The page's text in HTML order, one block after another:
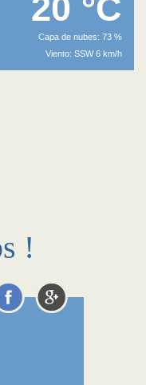
20 °C
Capa de nubes: 73 %
Viento: SSW 6 km/h
!